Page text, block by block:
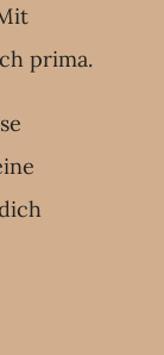
prima.